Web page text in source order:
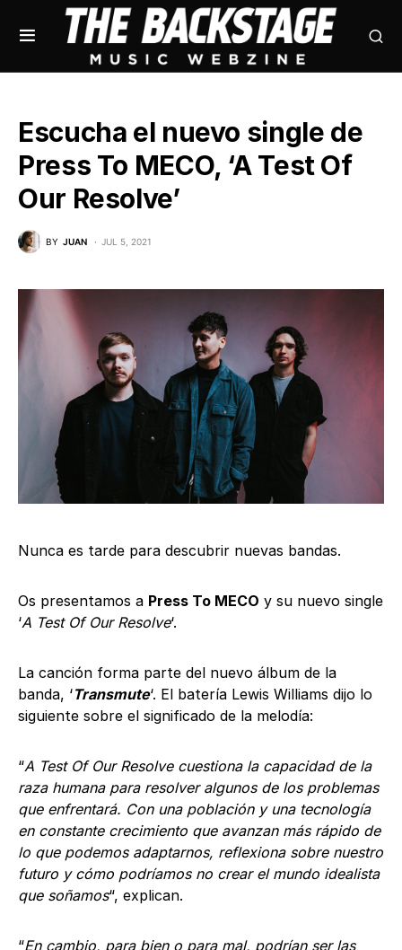
Escucha el nuevo single de
Press To MECO, ‘A Test Of
Our Resolve’
BY JUAN JUL 5, 2021
Nunca es tarde para descubrir nuevas bandas.
Os presentamos a Press To MECO y su nuevo single
‘A Test Of Our Resolve‘.
La canción forma parte del nuevo álbum de la
banda, ‘Transmute‘. El batería Lewis Williams dijo lo
siguiente sobre el significado de la melodía:
“A Test Of Our Resolve cuestiona la capacidad de la
raza humana para resolver algunos de los problemas
que enfrentará. Con una población y una tecnología
en constante crecimiento que avanzan más rápido de
lo que podemos adaptarnos, reflexiona sobre nuestro
futuro y cómo podríamos no crear el mundo idealista
que soñamos“, explican.
“En cambio, para bien o para mal, podrían ser las